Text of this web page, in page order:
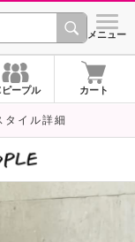
シメニュー
ピープル カート
タイル詳細